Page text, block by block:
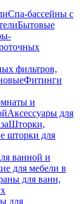
Спа-бассейны с
Бытовые
фильтров,
Фитинги
и
Аксессуары для
Шторки,
шторки для
ванной и
для мебели в
для ванн,
для